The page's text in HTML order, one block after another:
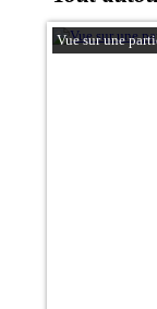
Vue sur une